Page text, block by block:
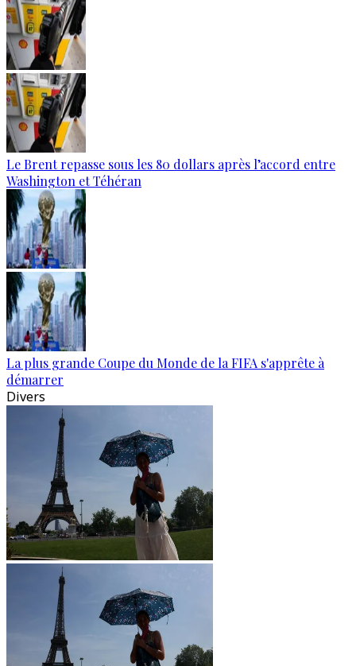
Le Brent repasse sous les 80 dollars après l’accord entre
Washington et Téhéran
La plus grande Coupe du Monde de la FIFA s'apprête à
démarrer
Divers